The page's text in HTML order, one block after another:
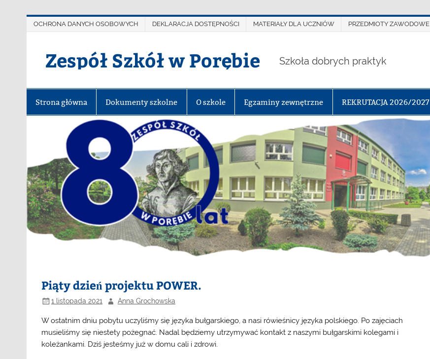
OCHRONA DANYCH OSOBOWYCH DEKLARACJA DOSTĘPNOŚCI MATERIAŁY DLA UCZNIÓW PRZEDMIOTY ZAWODOWE
Zespół Szkół w Porębie Szkoła dobrych praktyk
Strona główna Dokumenty szkolne O szkole Egzaminy zewnętrzne REKRUTACJA 2026/2027
Piąty dzień projektu POWER.
1 listopada 2021 Anna Grochowska
W ostatnim dniu pobytu uczyliśmy się języka bułgarskiego, a nasi rówieśnicy języka polskiego. Po zajęciach
musieliśmy się niestety pożegnać. Nadal będziemy utrzymywać kontakt z naszymi bułgarskimi kolegami i
koleżankami. Dziś jesteśmy już w domu cali i zdrowi.